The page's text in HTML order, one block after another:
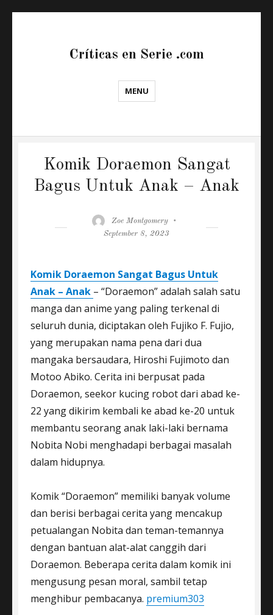
Críticas en Serie .com
MENU
Komik Doraemon Sangat
Bagus Untuk Anak – Anak
Author
Zoe Montgomery
September 8, 2023
Komik Doraemon Sangat Bagus Untuk
Anak – Anak – “Doraemon” adalah salah satu
manga dan anime yang paling terkenal di
seluruh dunia, diciptakan oleh Fujiko F. Fujio,
yang merupakan nama pena dari dua
mangaka bersaudara, Hiroshi Fujimoto dan
Motoo Abiko. Cerita ini berpusat pada
Doraemon, seekor kucing robot dari abad ke-
22 yang dikirim kembali ke abad ke-20 untuk
membantu seorang anak laki-laki bernama
Nobita Nobi menghadapi berbagai masalah
dalam hidupnya.
Komik “Doraemon” memiliki banyak volume
dan berisi berbagai cerita yang mencakup
petualangan Nobita dan teman-temannya
dengan bantuan alat-alat canggih dari
Doraemon. Beberapa cerita dalam komik ini
mengusung pesan moral, sambil tetap
menghibur pembacanya. premium303